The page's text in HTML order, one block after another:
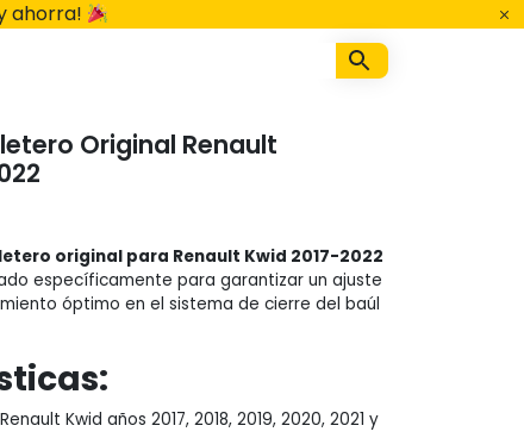
ahorra!
Original Renault
original para Renault Kwid 2017-2022
específicamente para garantizar un ajuste
óptimo en el sistema de cierre del baúl
Renault Kwid años 2017, 2018, 2019, 2020, 2021 y